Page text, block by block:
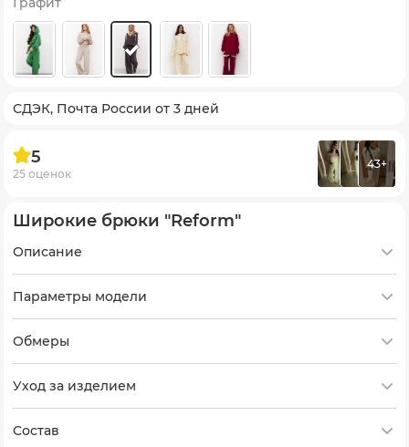
СДЭК, Почта России от 3 дней
5
25 оценок
43+
Широкие брюки "Reform"
Описание
Параметры модели
Обмеры
Уход за изделием
Состав